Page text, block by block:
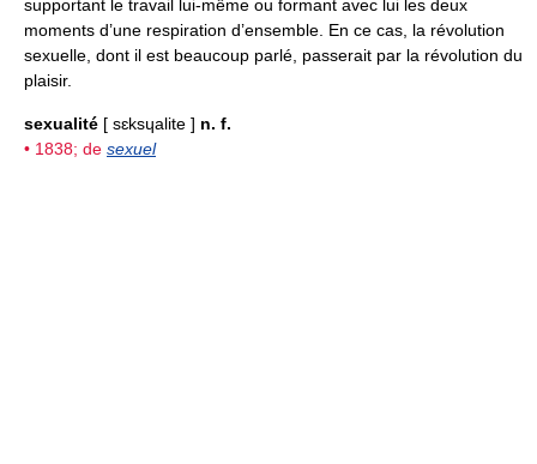
supportant le travail lui-même ou formant avec lui les deux
moments d’une respiration d’ensemble. En ce cas, la révolution
sexuelle, dont il est beaucoup parlé, passerait par la révolution du
plaisir.
sexualité [ sɛksɥalite ] n. f.
• 1838; de sexuel